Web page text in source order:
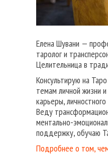
Елена Шувани —
таролог и
Целительница в
Консультирую на
темам личной жизни
карьеры,
Веду
ментально-
поддержку, обучаю
Подробнее о том,